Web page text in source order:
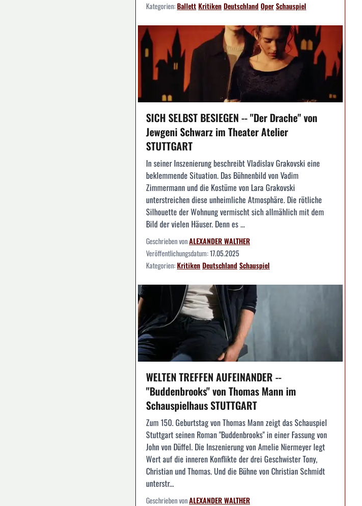
Kategorien:BallettKritikenDeutschlandOperSchauspiel
SICH SELBST BESIEGEN -- "Der Drache" von
Jewgeni Schwarz im Theater Atelier
STUTTGART
In seiner Inszenierung beschreibt Vladislav Grakovski eine
beklemmende Situation. Das Bühnenbild von Vadim
Zimmermann und die Kostüme von Lara Grakovski
unterstreichen diese unheimliche Atmosphäre. Die rötliche
Silhouette der Wohnung vermischt sich allmählich mit dem
Bild der vielen Häuser. Denn es ...
Geschrieben vonALEXANDER WALTHER
Veröffentlichungsdatum:17.05.2025
Kategorien:KritikenDeutschlandSchauspiel
WELTEN TREFFEN AUFEINANDER --
"Buddenbrooks" von Thomas Mann im
Schauspielhaus STUTTGART
Zum 150. Geburtstag von Thomas Mann zeigt das Schauspiel
Stuttgart seinen Roman "Buddenbrooks" in einer Fassung von
John von Düffel. Die Inszenierung von Amelie Niermeyer legt
Wert auf die inneren Konflikte der drei Geschwister Tony,
Christian und Thomas. Und die Bühne von Christian Schmidt
unterstr...
Geschrieben vonALEXANDER WALTHER